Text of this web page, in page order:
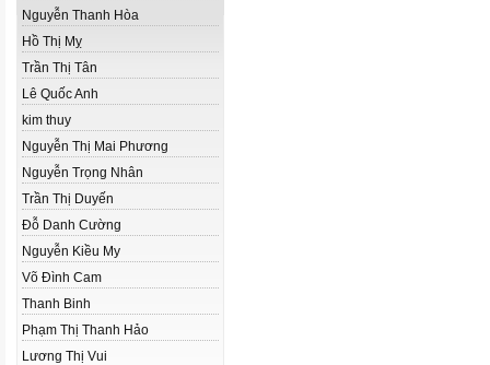
Nguyễn Thanh Hòa
Hồ Thị Mỵ
Trần Thị Tân
Lê Quốc Anh
kim thuy
Nguyễn Thị Mai Phương
Nguyễn Trọng Nhân
Trần Thị Duyến
Đỗ Danh Cường
Nguyễn Kiều My
Võ Đình Cam
Thanh Binh
Phạm Thị Thanh Hảo
Lương Thị Vui